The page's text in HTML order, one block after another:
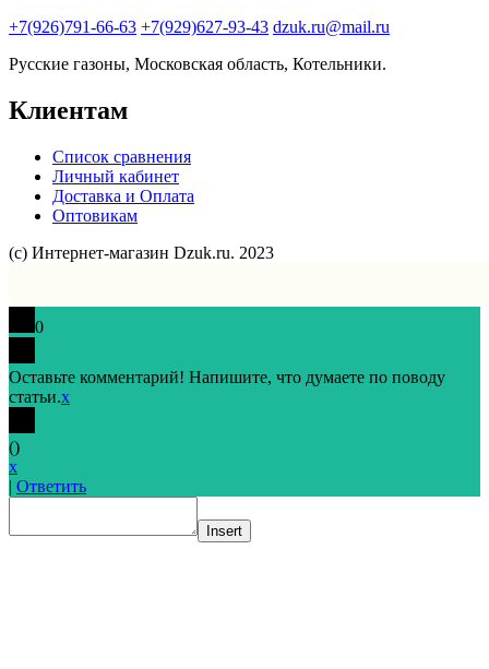
+7(926)791-66-63 +7(929)627-93-43 dzuk.ru@mail.ru
Русские газоны, Московская область, Котельники.
Клиентам
Список сравнения
Личный кабинет
Доставка и Оплата
Оптовикам
(с) Интернет-магазин Dzuk.ru. 2023
0
Оставьте комментарий! Напишите, что думаете по поводу
статьи.x
()
x
| Ответить
Insert